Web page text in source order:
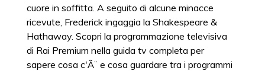
cuore in soffitta. A seguito di alcune minacce
ricevute, Frederick ingaggia la Shakespeare &
Hathaway. Scopri la programmazione televisiva
di Rai Premium nella guida tv completa per
sapere cosa c'Ã¨ e cosa guardare tra i programmi